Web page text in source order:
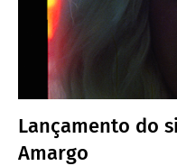
Lançamento do
Amargo